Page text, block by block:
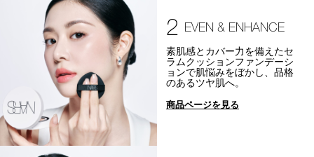
2 EVEN & ENHANCE
素肌感とカバー力を備えたセ
ラムクッションファンデーシ
ョンで肌悩みをぼかし、品格
のあるツヤ肌へ。
商品ページを見る